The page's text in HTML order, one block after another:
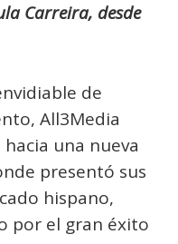
Carreira, desde
de
All3Media
una nueva
presentó sus
hispano,
por el gran éxito